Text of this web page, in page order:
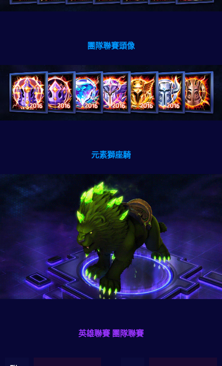
團隊聯賽頭像
元素獅座騎
英雄聯賽 團隊聯賽